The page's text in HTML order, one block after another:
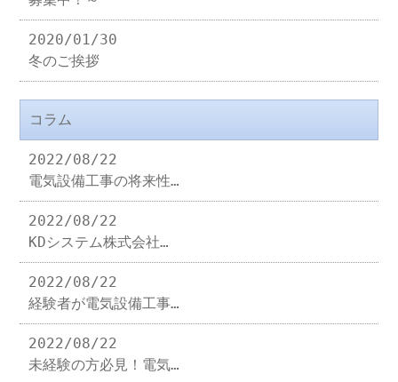
2020/01/30
冬のご挨拶
コラム
2022/08/22
電気設備工事の将来性…
2022/08/22
KDシステム株式会社…
2022/08/22
経験者が電気設備工事…
2022/08/22
未経験の方必見！電気…